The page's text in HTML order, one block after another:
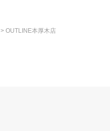
> OUTLINE本厚木店